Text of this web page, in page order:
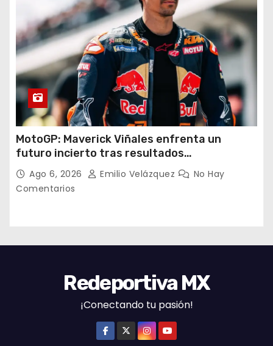
MotoGP: Maverick Viñales enfrenta un
futuro incierto tras resultados
decepcionantes
Ago 6, 2026 Emilio Velázquez
No Hay
Comentarios
Redeportiva MX
¡Conectando tu pasión!